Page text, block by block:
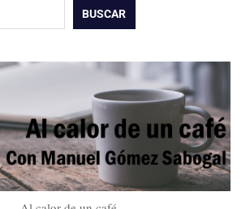
BUSCAR